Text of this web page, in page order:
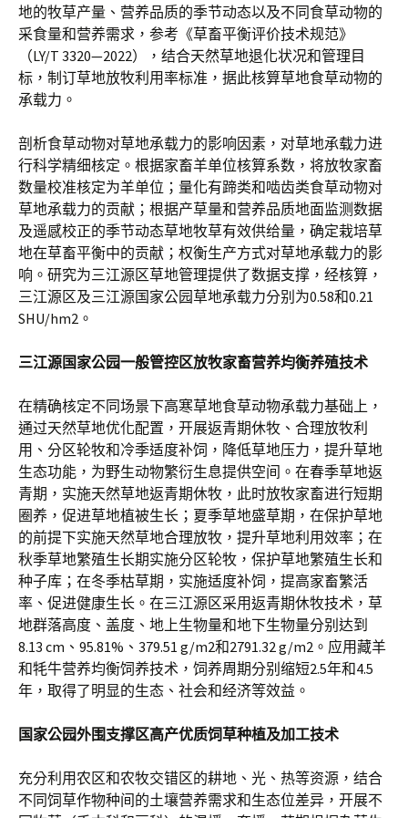
地的牧草产量、营养品质的季节动态以及不同食草动物的
采食量和营养需求，参考《草畜平衡评价技术规范》
（LY/T 3320—2022），结合天然草地退化状况和管理目
标，制订草地放牧利用率标准，据此核算草地食草动物的
承载力。
剖析食草动物对草地承载力的影响因素，对草地承载力进
行科学精细核定。根据家畜羊单位核算系数，将放牧家畜
数量校准核定为羊单位；量化有蹄类和啮齿类食草动物对
草地承载力的贡献；根据产草量和营养品质地面监测数据
及遥感校正的季节动态草地牧草有效供给量，确定栽培草
地在草畜平衡中的贡献；权衡生产方式对草地承载力的影
响。研究为三江源区草地管理提供了数据支撑，经核算，
三江源区及三江源国家公园草地承载力分别为0.58和0.21
SHU/hm2。
三江源国家公园一般管控区放牧家畜营养均衡养殖技术
在精确核定不同场景下高寒草地食草动物承载力基础上，
通过天然草地优化配置，开展返青期休牧、合理放牧利
用、分区轮牧和冷季适度补饲，降低草地压力，提升草地
生态功能，为野生动物繁衍生息提供空间。在春季草地返
青期，实施天然草地返青期休牧，此时放牧家畜进行短期
圈养，促进草地植被生长；夏季草地盛草期，在保护草地
的前提下实施天然草地合理放牧，提升草地利用效率；在
秋季草地繁殖生长期实施分区轮牧，保护草地繁殖生长和
种子库；在冬季枯草期，实施适度补饲，提高家畜繁活
率、促进健康生长。在三江源区采用返青期休牧技术，草
地群落高度、盖度、地上生物量和地下生物量分别达到
8.13 cm、95.81%、379.51 g/m2和2791.32 g/m2。应用藏羊
和牦牛营养均衡饲养技术，饲养周期分别缩短2.5年和4.5
年，取得了明显的生态、社会和经济等效益。
国家公园外围支撑区高产优质饲草种植及加工技术
充分利用农区和农牧交错区的耕地、光、热等资源，结合
不同饲草作物种间的土壤营养需求和生态位差异，开展不